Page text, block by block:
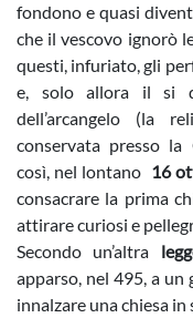
fondono e quasi
che il vescovo ignorò
questi, infuriato, gli
e, solo allora il si
dell’arcangelo (la
conservata presso la
così, nel lontano 16
consacrare la prima
attirare curiosi e
Secondo un’altra
apparso, nel 495, a
innalzare una chiesa in